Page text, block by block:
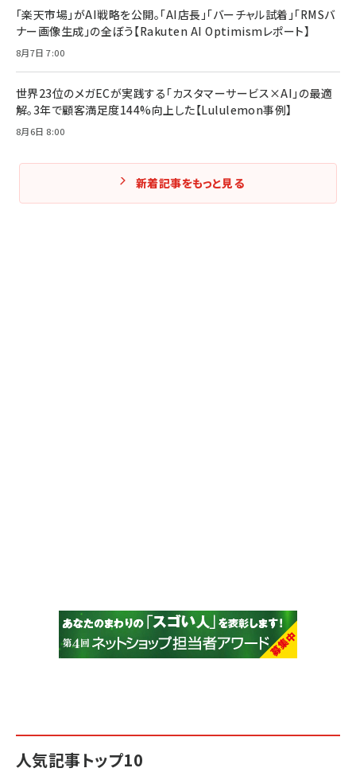
人気記事トップ10
「楽天市場」がAI戦略を公開。「AI店長」「バーチャル試着」「RMSバ
ナー画像生成」の全ぼう【Rakuten AI Optimismレポート】
8月7日 7:00
世界23位のメガECが実践する「カスタマーサービス×AI」の最適
解。3年で顧客満足度144%向上した【Lululemon事例】
8月6日 8:00
新着記事をもっと見る